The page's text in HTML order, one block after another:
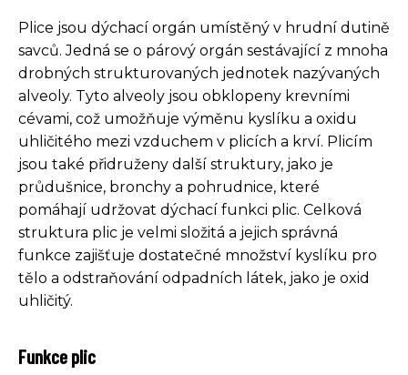
Plice jsou dýchací orgán umístěný v hrudní dutině
savců. Jedná se o párový orgán sestávající z mnoha
drobných strukturovaných jednotek nazývaných
alveoly. Tyto alveoly jsou obklopeny krevními
cévami, což umožňuje výměnu kyslíku a oxidu
uhličitého mezi vzduchem v plicích a krví. Plicím
jsou také přidruženy další struktury, jako je
průdušnice, bronchy a pohrudnice, které
pomáhají udržovat dýchací funkci plic. Celková
struktura plic je velmi složitá a jejich správná
funkce zajišťuje dostatečné množství kyslíku pro
tělo a odstraňování odpadních látek, jako je oxid
uhličitý.
Funkce plic